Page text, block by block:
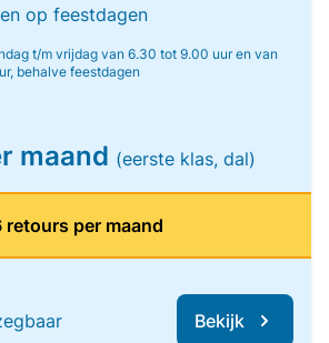
op feestdagen
t/m vrijdag van 6.30 tot 9.00 uur en van
behalve feestdagen
maand (eerste klas, dal)
retours per maand
Bekijk